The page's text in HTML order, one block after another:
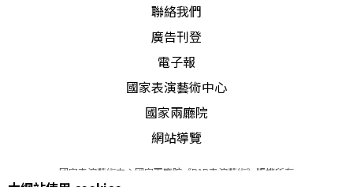
聯絡我們
廣告刊登
電子報
國家表演藝術中心
國家兩廳院
網站導覽
國家表演藝術中心國家兩廳院《PAR表演藝術》版權所有